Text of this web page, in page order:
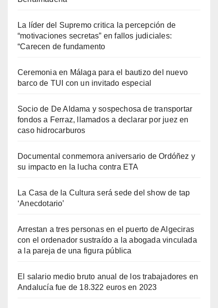
La líder del Supremo critica la percepción de
“motivaciones secretas” en fallos judiciales:
“Carecen de fundamento
Ceremonia en Málaga para el bautizo del nuevo
barco de TUI con un invitado especial
Socio de De Aldama y sospechosa de transportar
fondos a Ferraz, llamados a declarar por juez en
caso hidrocarburos
Documental conmemora aniversario de Ordóñez y
su impacto en la lucha contra ETA
La Casa de la Cultura será sede del show de tap
‘Anecdotario’
Arrestan a tres personas en el puerto de Algeciras
con el ordenador sustraído a la abogada vinculada
a la pareja de una figura pública
El salario medio bruto anual de los trabajadores en
Andalucía fue de 18.322 euros en 2023